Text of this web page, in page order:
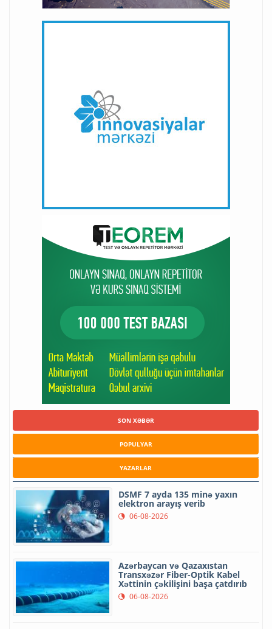
SON XƏBƏR
POPULYAR
YAZARLAR
DSMF 7 ayda 135 minə yaxın
elektron arayış verib
06-08-2026
Azərbaycan və Qazaxıstan
Transxəzər Fiber-Optik Kabel
Xəttinin çəkilişini başa çatdırıb
06-08-2026